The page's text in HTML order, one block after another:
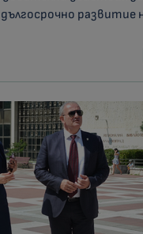
развитие